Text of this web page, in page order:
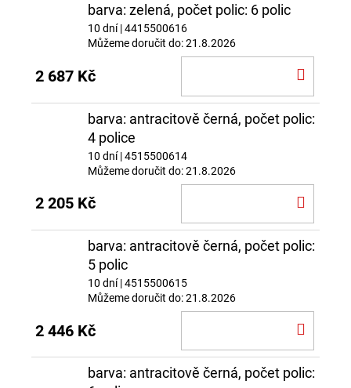
barva: zelená, počet polic: 6 polic
10 dní| 4415500616
Můžeme doručit do:21.8.2026
2 687 Kč
barva: antracitově černá, počet polic:
4 police
10 dní| 4515500614
Můžeme doručit do:21.8.2026
2 205 Kč
barva: antracitově černá, počet polic:
5 polic
10 dní| 4515500615
Můžeme doručit do:21.8.2026
2 446 Kč
barva: antracitově černá, počet polic: